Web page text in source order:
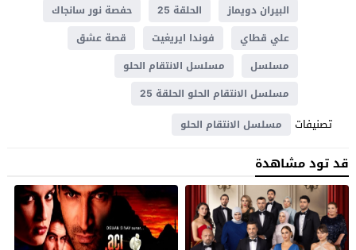
البيران دويماز
الحلقة 25
حفصة نور سانجاك
علي قطاي
فوندا ايريغيت
قصة عشق
مسلسل
مسلسل الانتقام الحلو
مسلسل الانتقام الحلو الحلقة 25
تصنيفات مسلسل الانتقام الحلو
قد تود مشاهدة